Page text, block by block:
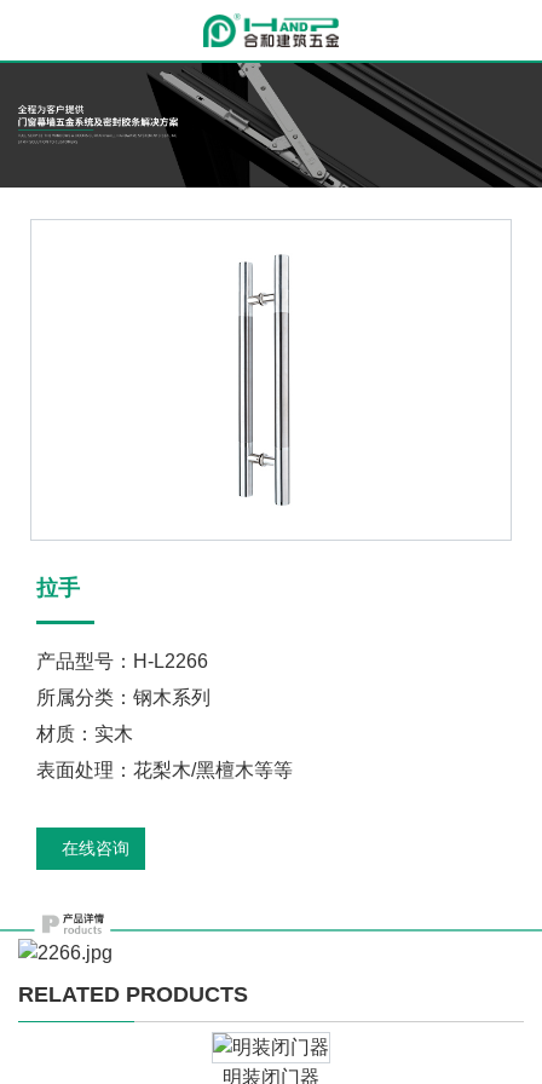
拉手
产品型号：H-L2266
所属分类：钢木系列
材质：实木
表面处理：花梨木/黑檀木等等
在线咨询
RELATED PRODUCTS
明装闭门器